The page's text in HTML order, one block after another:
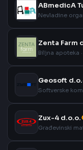
ABmedicA
Nevladine
Zenta Farm
Biljna apoteka
Geosoft
Softverske
Zux-4 d.o.o.
Građevinski